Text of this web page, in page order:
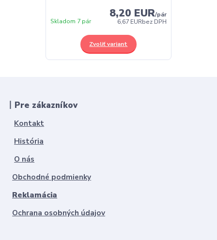
8,20 EUR/pár
6,67 EURbez DPH
Skladom 7 pár
Zvoliť variant
丨Pre zákazníkov
Kontakt
História
O nás
Obchodné podmienky
Reklamácia
Ochrana osobných údajov